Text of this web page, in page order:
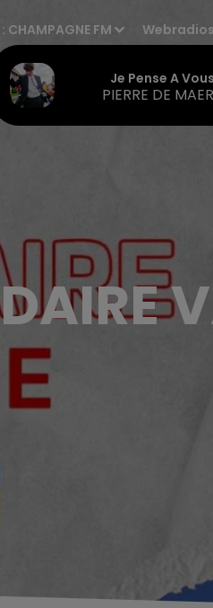
CHAMPAGNE FM Webradios
Je Pense A Vous
PIERRE DE